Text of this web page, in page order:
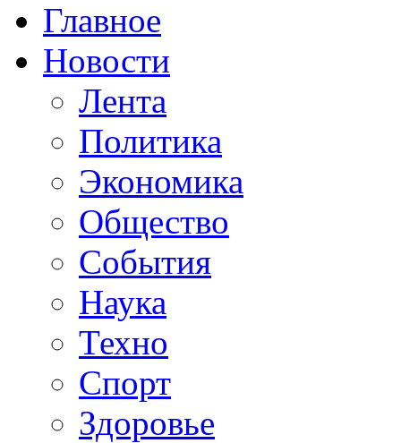
Главное
Новости
Лента
Политика
Экономика
Общество
События
Наука
Техно
Спорт
Здоровье